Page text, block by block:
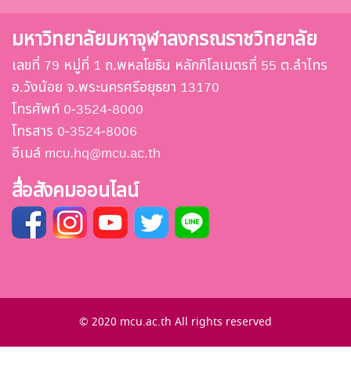
มหาวิทยาลัยมหาจุฬาลงกรณราชวิทยาลัย
เลขที่ 79 หมู่ที่ 1 ถ.พหลโยธิน หลักกิโลเมตรที่ 55 ต.ลำไทร
อ.วังน้อย จ.พระนครศรีอยุธยา 13170
โทรศัพท์ 0-3524-8000
โทรสาร 0-3524-8006
อีเมล์ mcu.hq@mcu.ac.th
สื่อสังคมออนไลน์
© 2020 mcu.ac.th All rights reserved